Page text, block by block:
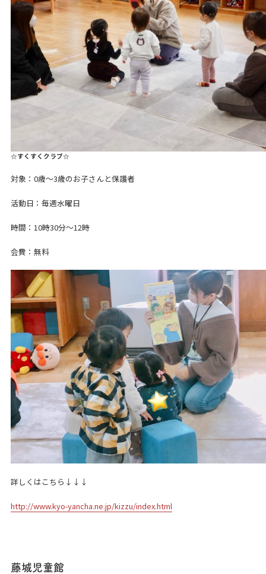
☆すくすくクラブ☆
対象：0歳～3歳のお子さんと保護者
活動日：毎週水曜日
時間：10時30分～12時
会費：無料
詳しくはこちら↓↓↓
http://www.kyo-yancha.ne.jp/kizzu/index.html
藤城児童館